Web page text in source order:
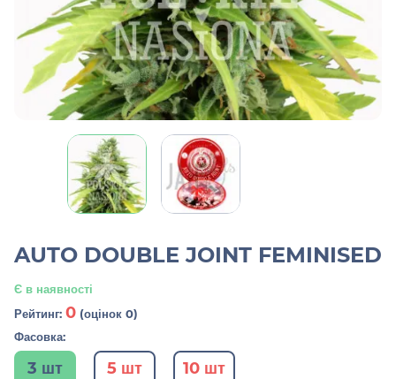
AUTO DOUBLE JOINT FEMINISED
Є в наявності
Рейтинг: 0 (оцінок 0)
Фасовка:
3 шт 5 шт 10 шт